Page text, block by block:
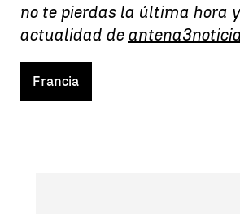
no te pierdas la última hora
actualidad de
Francia